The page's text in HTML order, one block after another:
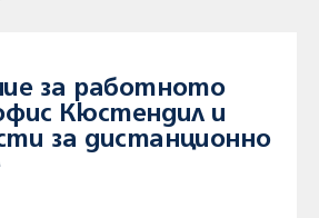
за работното
Кюстендил и
за дистанционно